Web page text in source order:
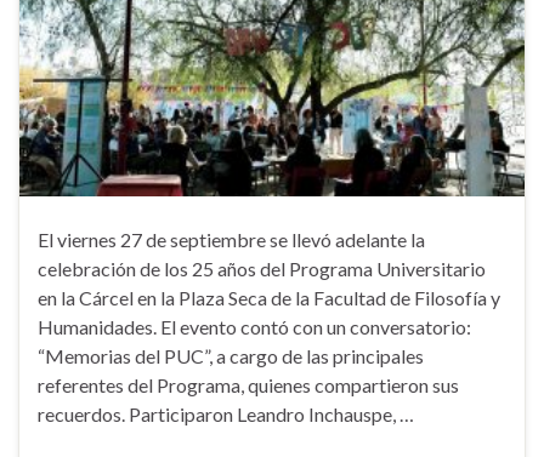
El viernes 27 de septiembre se llevó adelante la
celebración de los 25 años del Programa Universitario
en la Cárcel en la Plaza Seca de la Facultad de Filosofía y
Humanidades. El evento contó con un conversatorio:
“Memorias del PUC”, a cargo de las principales
referentes del Programa, quienes compartieron sus
recuerdos. Participaron Leandro Inchauspe, …